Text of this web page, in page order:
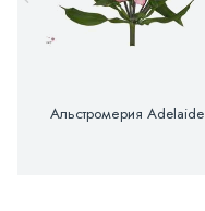
Альстромерия Adelaide